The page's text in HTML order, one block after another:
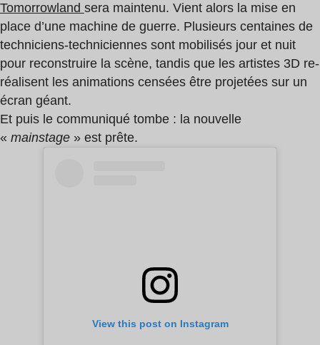
Tomorrowland sera maintenu. Vient alors la mise en
place d’une machine de guerre. Plusieurs centaines de
techniciens-techniciennes sont mobilisés jour et nuit
pour reconstruire la scène, tandis que les artistes 3D re-
réalisent les animations censées être projetées sur un
écran géant.
Et puis le communiqué tombe : la nouvelle
« mainstage » est prête.
View this post on Instagram